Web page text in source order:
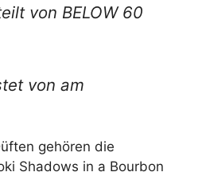
von BELOW 60
von am
gehören die
Shadows in a Bourbon